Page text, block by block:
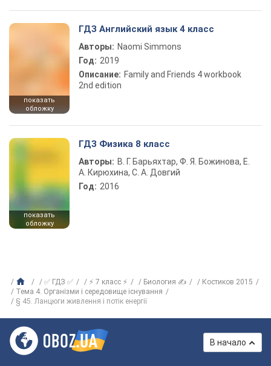
показать
обложку
ГДЗ Английский язык 4 класс
Авторы: Naomi Simmons
Год: 2019
Описание: Family and Friends 4 workbook
2nd edition
показать
обложку
ГДЗ Физика 8 класс
Авторы: В. Г. Барьяхтар, Ф. Я. Божинова, Е.
А. Кирюхина, С. А. Довгий
Год: 2016
✅ ГДЗ ✅ ⚡ 7 класс ⚡ Биология ✍
Костиков 2015
Тема 4. Організми і середовище існування
§ 45. Ланцюги живлення і потік енергії
В начало